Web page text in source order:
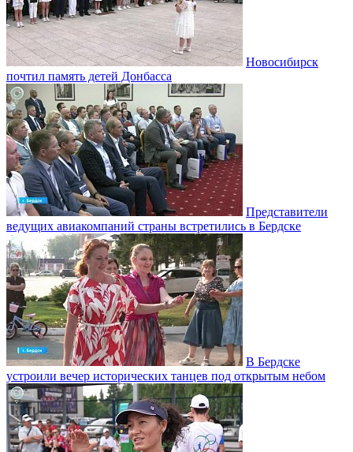
Новосибирск
почтил память детей Донбасса
Представители
ведущих авиакомпаний страны встретились в Бердске
В Бердске
устроили вечер исторических танцев под открытым небом